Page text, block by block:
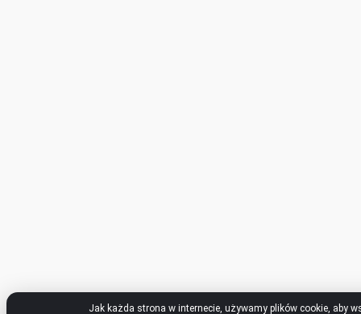
Jak każda strona w internecie, używamy plików cookie, aby